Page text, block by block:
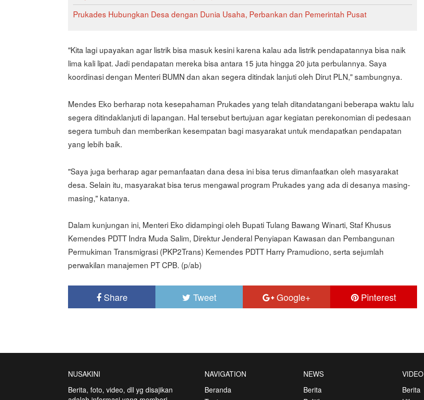
Prukades Hubungkan Desa dengan Dunia Usaha, Perbankan dan Pemerintah Pusat
"Kita lagi upayakan agar listrik bisa masuk kesini karena kalau ada listrik pendapatannya bisa naik
lima kali lipat. Jadi pendapatan mereka bisa antara 15 juta hingga 20 juta perbulannya. Saya
koordinasi dengan Menteri BUMN dan akan segera ditindak lanjuti oleh Dirut PLN," sambungnya.
Mendes Eko berharap nota kesepahaman Prukades yang telah ditandatangani beberapa waktu lalu
segera ditindaklanjuti di lapangan. Hal tersebut bertujuan agar kegiatan perekonomian di pedesaan
segera tumbuh dan memberikan kesempatan bagi masyarakat untuk mendapatkan pendapatan
yang lebih baik.
"Saya juga berharap agar pemanfaatan dana desa ini bisa terus dimanfaatkan oleh masyarakat
desa. Selain itu, masyarakat bisa terus mengawal program Prukades yang ada di desanya masing-
masing," katanya.
Dalam kunjungan ini, Menteri Eko didampingi oleh Bupati Tulang Bawang Winarti, Staf Khusus
Kemendes PDTT Indra Muda Salim, Direktur Jenderal Penyiapan Kawasan dan Pembangunan
Permukiman Transmigrasi (PKP2Trans) Kemendes PDTT Harry Pramudiono, serta sejumlah
perwakilan manajemen PT CPB. (p/ab)
Share Tweet Google+ Pinterest
NUSAKINI
Berita, foto, video, dll yg disajikan
NAVIGATION
Beranda
NEWS
Berita
VIDEO
Berita